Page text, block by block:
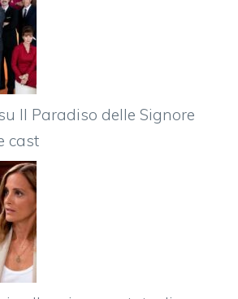
Il Paradiso delle Signore
cast